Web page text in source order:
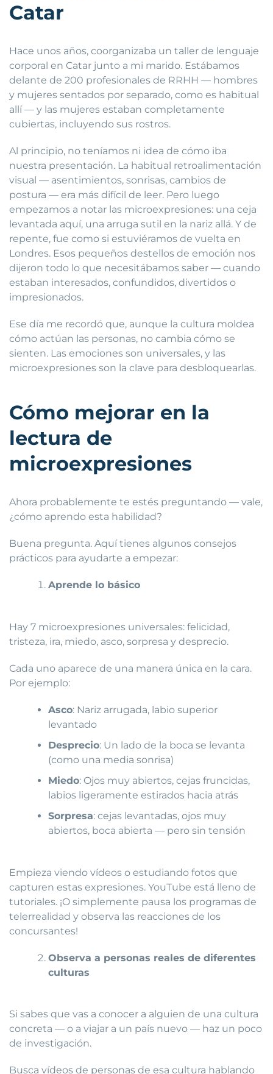
Catar
Hace unos años, coorganizaba un taller de lenguaje
corporal en Catar junto a mi marido. Estábamos
delante de 200 profesionales de RRHH — hombres
y mujeres sentados por separado, como es habitual
allí — y las mujeres estaban completamente
cubiertas, incluyendo sus rostros.
Al principio, no teníamos ni idea de cómo iba
nuestra presentación. La habitual retroalimentación
visual — asentimientos, sonrisas, cambios de
postura — era más difícil de leer. Pero luego
empezamos a notar las microexpresiones: una ceja
levantada aquí, una arruga sutil en la nariz allá. Y de
repente, fue como si estuviéramos de vuelta en
Londres. Esos pequeños destellos de emoción nos
dijeron todo lo que necesitábamos saber — cuando
estaban interesados, confundidos, divertidos o
impresionados.
Ese día me recordó que, aunque la cultura moldea
cómo actúan las personas, no cambia cómo se
sienten. Las emociones son universales, y las
microexpresiones son la clave para desbloquearlas.
Cómo mejorar en la
lectura de
microexpresiones
Ahora probablemente te estés preguntando — vale,
¿cómo aprendo esta habilidad?
Buena pregunta. Aquí tienes algunos consejos
prácticos para ayudarte a empezar:
Aprende lo básico
Hay 7 microexpresiones universales: felicidad,
tristeza, ira, miedo, asco, sorpresa y desprecio.
Cada uno aparece de una manera única en la cara.
Por ejemplo:
Asco: Nariz arrugada, labio superior
levantado
Desprecio: Un lado de la boca se levanta
(como una media sonrisa)
Miedo: Ojos muy abiertos, cejas fruncidas,
labios ligeramente estirados hacia atrás
Sorpresa: cejas levantadas, ojos muy
abiertos, boca abierta — pero sin tensión
Empieza viendo vídeos o estudiando fotos que
capturen estas expresiones. YouTube está lleno de
tutoriales. ¡O simplemente pausa los programas de
telerrealidad y observa las reacciones de los
concursantes!
Observa a personas reales de diferentes
culturas
Si sabes que vas a conocer a alguien de una cultura
concreta — o a viajar a un país nuevo — haz un poco
de investigación.
Busca vídeos de personas de esa cultura hablando